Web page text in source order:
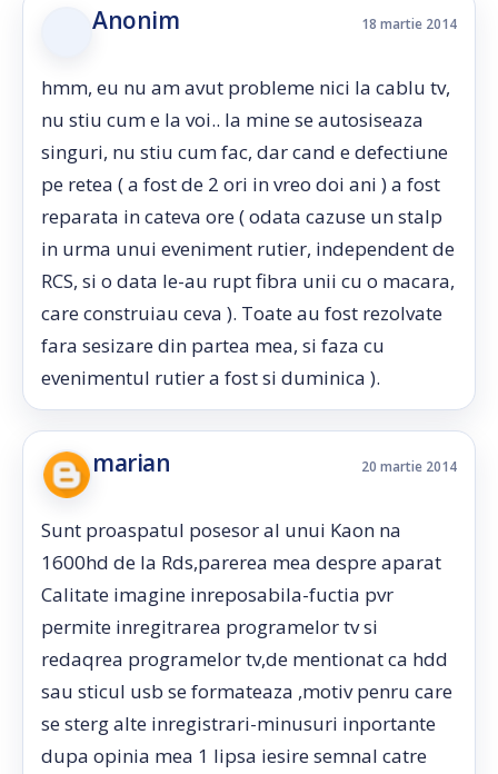
Anonim 18 martie 2014
hmm, eu nu am avut probleme nici la cablu tv,
nu stiu cum e la voi.. la mine se autosiseaza
singuri, nu stiu cum fac, dar cand e defectiune
pe retea ( a fost de 2 ori in vreo doi ani ) a fost
reparata in cateva ore ( odata cazuse un stalp
in urma unui eveniment rutier, independent de
RCS, si o data le-au rupt fibra unii cu o macara,
care construiau ceva ). Toate au fost rezolvate
fara sesizare din partea mea, si faza cu
evenimentul rutier a fost si duminica ).
marian 20 martie 2014
Sunt proaspatul posesor al unui Kaon na
1600hd de la Rds,parerea mea despre aparat
Calitate imagine inreposabila-fuctia pvr
permite inregitrarea programelor tv si
redaqrea programelor tv,de mentionat ca hdd
sau sticul usb se formateaza ,motiv penru care
se sterg alte inregistrari-minusuri inportante
dupa opinia mea 1 lipsa iesire semnal catre